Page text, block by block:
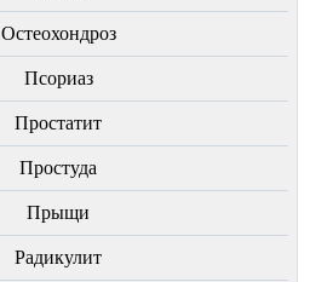
Остеохондроз
Пcориаз
Простатит
Простуда
Прыщи
Радикулит